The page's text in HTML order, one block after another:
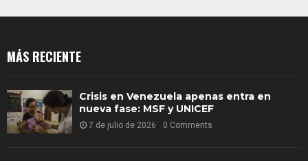
MÁS RECIENTE
Crisis en Venezuela apenas entra en
nueva fase: MSF y UNICEF
7 de julio de 2026 0 Comments